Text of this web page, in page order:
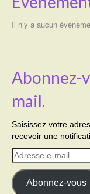
Il n’y a aucun
Abonnez-
mail.
Saisissez votre
recevoir une
Adresse
e-
mail
Abonnez-vous